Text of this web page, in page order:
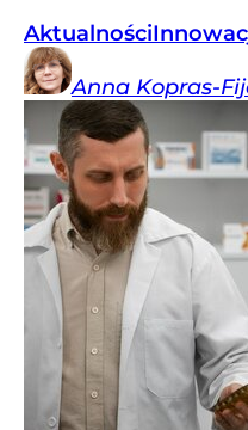
Aktualności
Anna Kopras-